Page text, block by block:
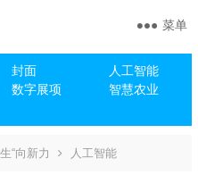
封面
人工智能
数字展项
智慧农业
菜单
“向新力 人工智能